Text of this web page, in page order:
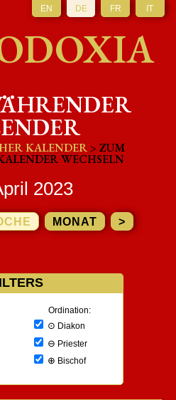
EN DE FR IT
KALENDER > ZUM
WECHSELN
2023
MONAT >
Ordination:
⊙ Diakon
⊖ Priester
⊕ Bischof